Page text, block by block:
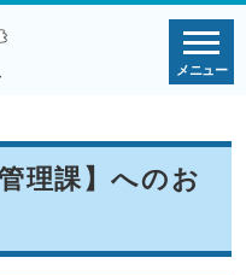
メニュー
理課】へのお